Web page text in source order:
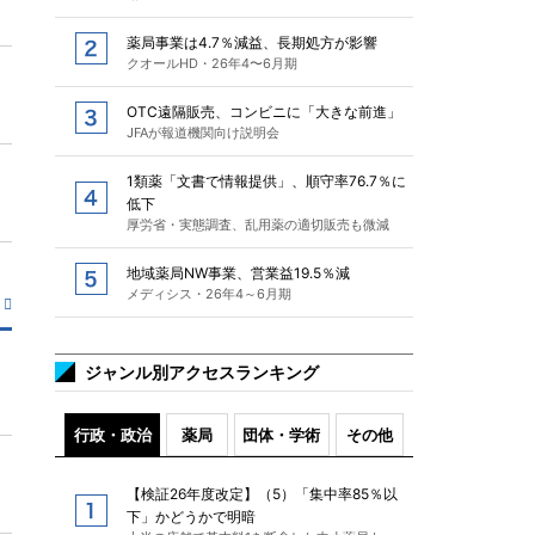
薬局事業は4.7％減益、長期処方が影響
クオールHD・26年4〜6月期
OTC遠隔販売、コンビニに「大きな前進」
JFAが報道機関向け説明会
1類薬「文書で情報提供」、順守率76.7％に
低下
厚労省・実態調査、乱用薬の適切販売も微減
地域薬局NW事業、営業益19.5％減
メディシス・26年4～6月期
ジャンル別アクセスランキング
行政・政治 薬局 団体・学術 その他
【検証26年度改定】（5）「集中率85％以
下」かどうかで明暗